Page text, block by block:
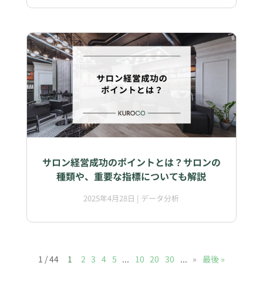
サロン経営成功のポイントとは？サロンの
種類や、重要な指標についても解説
2025年4月28日 | データ分析
1 / 44 1 2 3 4 5 ... 10 20 30 ... » 最後 »